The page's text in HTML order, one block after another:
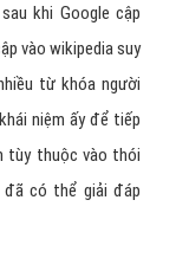
khi Google cập
vào wikipedia suy
từ khóa người
niệm ấy để tiếp
tùy thuộc vào thói
đã có thể giải đáp